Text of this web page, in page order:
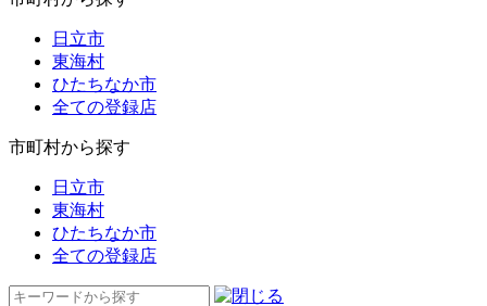
日立市
東海村
ひたちなか市
全ての登録店
市町村から探す
日立市
東海村
ひたちなか市
全ての登録店
検